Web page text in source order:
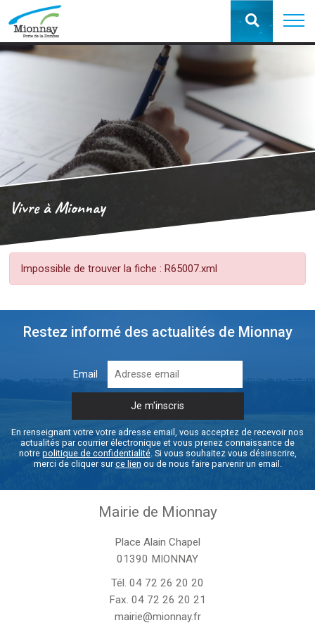
Vivre à Mionnay
Impossible de trouver la fiche : R65007.xml
Restez informé des actualités de Mionnay
Email
En renseignant votre votre adresse email, vous acceptez de recevoir nos
actualités par courrier électronique et vous prenez connaissance de
notre politique de confidentialité. Si vous souhaitez vous désinscrire,
merci de cliquer surce lien ou de nous faire parvenir un email.
Mairie de Mionnay
Place Alain Chapel
01390 MIONNAY
Tél. 04 72 26 20 20
Fax. 04 72 26 20 21
mairie@mionnay.fr